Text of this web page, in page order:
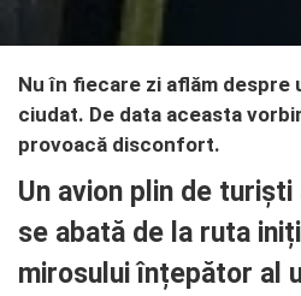
Nu în fiecare zi aflăm despre
ciudat. De data aceasta
provoacă disconfort.
Un avion plin de
se abată de la ruta
mirosului înțepător al